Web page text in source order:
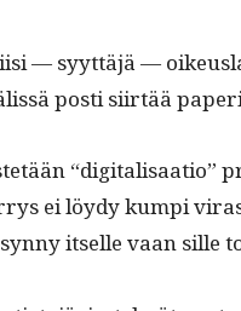
— syyt­täjä —
posti siirtää
“dig­i­tal­isaa­tio”
ei löy­dy kumpi
itselle vaan sille